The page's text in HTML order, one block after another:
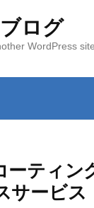
ブログ
WordPress site
ーティン
サービス